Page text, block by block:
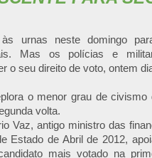
urnas neste domingo
Mas os polícias e
o seu direito de voto, ontem
o menor grau de civismo
volta.
Vaz, antigo ministro das
Estado de Abril de 2012,
mais votado na